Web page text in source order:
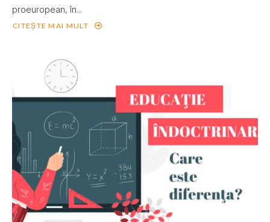
proeuropean, în...
CITEȘTE MAI MULT